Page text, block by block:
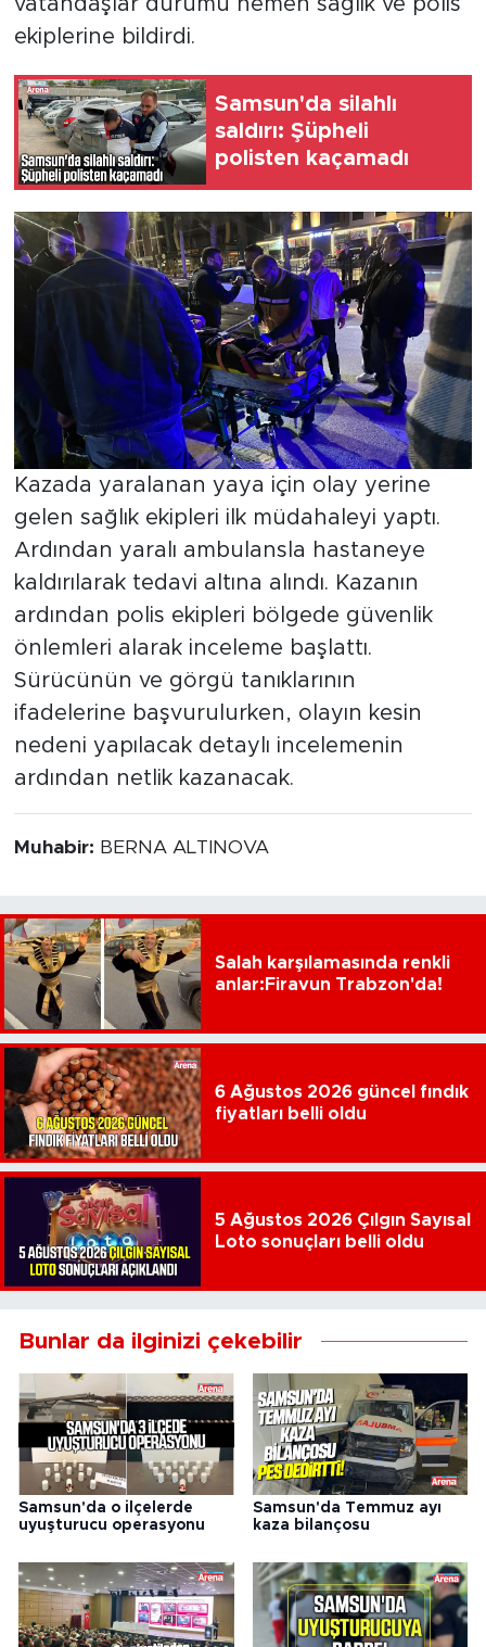
vatandaşlar durumu hemen sağlık ve polis
ekiplerine bildirdi.
Samsun'da silahlı
saldırı: Şüpheli
polisten kaçamadı
Kazada yaralanan yaya için olay yerine
gelen sağlık ekipleri ilk müdahaleyi yaptı.
Ardından yaralı ambulansla hastaneye
kaldırılarak tedavi altına alındı. Kazanın
ardından polis ekipleri bölgede güvenlik
önlemleri alarak inceleme başlattı.
Sürücünün ve görgü tanıklarının
ifadelerine başvurulurken, olayın kesin
nedeni yapılacak detaylı incelemenin
ardından netlik kazanacak.
Muhabir: BERNA ALTINOVA
Salah karşılamasında renkli
anlar:Firavun Trabzon'da!
6 Ağustos 2026 güncel fındık
fiyatları belli oldu
5 Ağustos 2026 Çılgın Sayısal
Loto sonuçları belli oldu
Bunlar da ilginizi çekebilir
Samsun'da o ilçelerde
uyuşturucu operasyonu
Samsun'da Temmuz ayı
kaza bilançosu